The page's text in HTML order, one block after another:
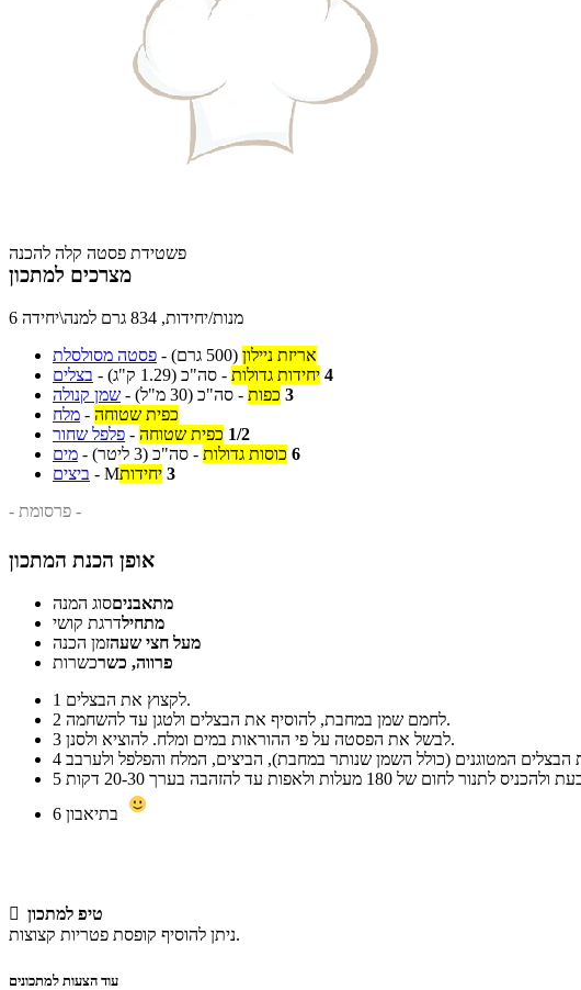
פשטידת פסטה קלה להכנה
מצרכים למתכון
6 מנות/יחידות, 834 גרם למנה\יחידה
פסטה מסולסלת - אריזת ניילון (500 גרם)
בצלים - 4 יחידות גדולות - סה"כ (1.29 ק"ג)
שמן קנולה - 3 כפות - סה"כ (30 מ"ל)
מלח - כפית שטוחה
פלפל שחור - 1/2 כפית שטוחה
מים - 6 כוסות גדולות - סה"כ (3 ליטר)
ביצים - 3 יחידותM
- פרסומת -
אופן הכנת המתכון
מתאבניםסוג המנה
מתחילדרגת קושי
מעל חצי שעהזמן הכנה
פרווה, כשרכשרות
1
לקצוץ את הבצלים.
2
לחמם שמן במחבת, להוסיף את הבצלים ולטגן עד להשחמה.
3
לבשל את הפסטה על פי ההוראות במים ומלח. להוציא ולסנן.
4
5
6
 טיפ למתכון
ניתן להוסיף קופסת פטריות קצוצות.
עוד הצעות למתכונים